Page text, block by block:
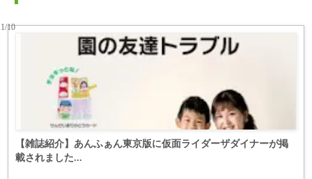
【雑誌紹介】あんふぁん東京版に仮面ライダーザダイナーが掲
載されました...
10